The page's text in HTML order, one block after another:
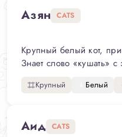
Азян CATS
Крупный белый кот,
Знает слово «кушать»
Крупный Белый
Аид CATS